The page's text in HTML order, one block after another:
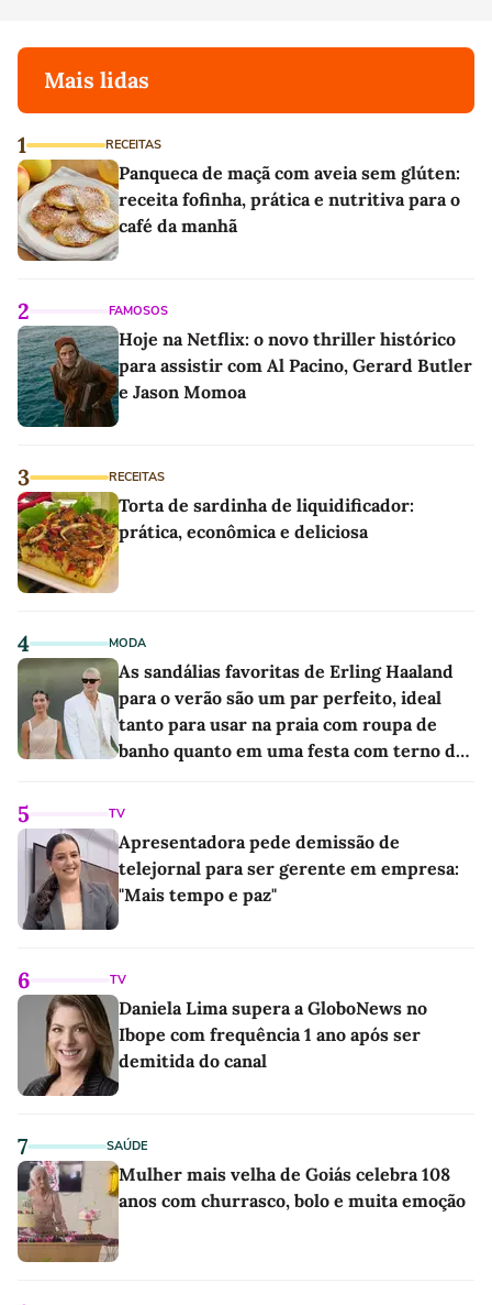
Mais lidas
1 RECEITAS
Panqueca de maçã com aveia sem glúten:
receita fofinha, prática e nutritiva para o
café da manhã
2 FAMOSOS
Hoje na Netflix: o novo thriller histórico
para assistir com Al Pacino, Gerard Butler
e Jason Momoa
3 RECEITAS
Torta de sardinha de liquidificador:
prática, econômica e deliciosa
4 MODA
As sandálias favoritas de Erling Haaland
para o verão são um par perfeito, ideal
tanto para usar na praia com roupa de
banho quanto em uma festa com terno de
5 TV
Apresentadora pede demissão de
telejornal para ser gerente em empresa:
"Mais tempo e paz"
6 TV
Daniela Lima supera a GloboNews no
Ibope com frequência 1 ano após ser
demitida do canal
7 SAÚDE
Mulher mais velha de Goiás celebra 108
anos com churrasco, bolo e muita emoção